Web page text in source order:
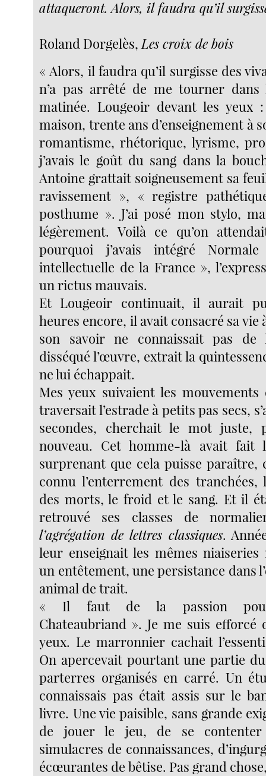
attaqueront. Alors, il faudra qu’il
Roland Dorgelès,Les croix de bois
« Alors, il faudra qu’il surgisse des
n’a pas arrêté de me tourner
matinée. Lougeoir devant les
maison, trente ans d’enseignement à
romantisme, rhétorique, lyrisme,
j’avais le goût du sang dans la
Antoine grattait soigneusement sa
ravissement », « registre
posthume ». J’ai posé mon stylo,
légèrement. Voilà ce qu’on
pourquoi j’avais intégré
intellectuelle de la France »,
un rictus mauvais.
Et Lougeoir continuait, il aurait
heures encore, il avait consacré sa vie
son savoir ne connaissait pas
disséqué l’œuvre, extrait la
ne lui échappait.
Mes yeux suivaient les
traversait l’estrade à petits pas secs,
secondes, cherchait le mot juste,
nouveau. Cet homme-là avait fait
surprenant que cela puisse paraître,
connu l’enterrement des tranchées,
des morts, le froid et le sang. Et il
retrouvé ses classes de
l’agrégation de lettres classiques.
leur enseignait les mêmes
un entêtement, une persistance dans
animal de trait.
« Il faut de la passion pour
Chateaubriand ». Je me suis efforcé
yeux. Le marronnier cachait
On apercevait pourtant une partie
parterres organisés en carré. Un
connaissais pas était assis sur le
livre. Une vie paisible, sans grande
de jouer le jeu, de se
simulacres de connaissances,
écœurantes de bêtise. Pas grand